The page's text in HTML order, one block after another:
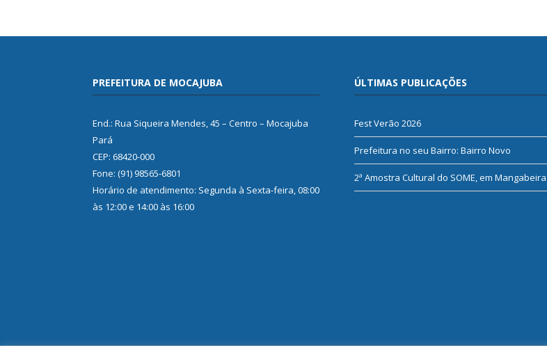
PREFEITURA DE MOCAJUBA
End.: Rua Siqueira Mendes, 45 – Centro – Mocajuba
Pará
CEP: 68420-000
Fone: (91) 98565-6801
Horário de atendimento: Segunda à Sexta-feira, 08:00
às 12:00 e 14:00 às 16:00
ÚLTIMAS PUBLICAÇÕES
Fest Verão 2026
Prefeitura no seu Bairro: Bairro Novo
2ª Amostra Cultural do SOME, em Mangabeira